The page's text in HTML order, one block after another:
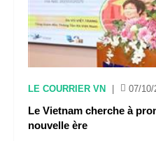
LE COURRIER VN 07/10/
Le Vietnam cherche à
nouvelle ère